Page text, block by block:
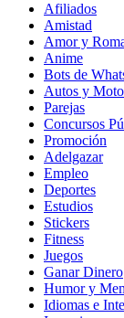
Afiliados
Amistad
Amor y
Anime
Bots de
Autos y
Parejas
Concursos
Promoción
Adelgazar
Empleo
Deportes
Estudios
Stickers
Fitness
Juegos
Ganar Dinero
Humor y
Idiomas e